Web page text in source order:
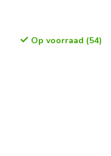
Op voorraad (54)